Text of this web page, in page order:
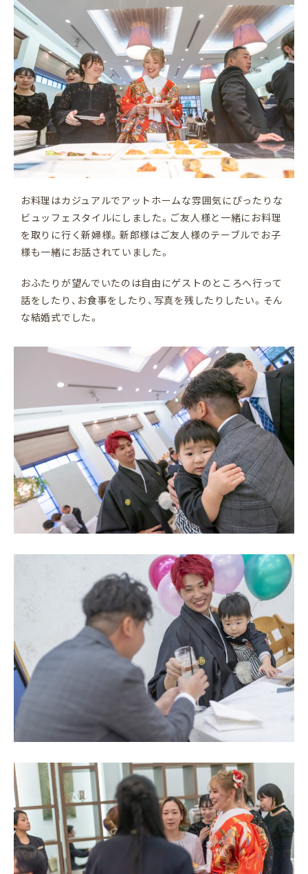
お料理はカジュアルでアットホームな雰囲気にぴったりな
ビュッフェスタイルにしました。ご友人様と一緒にお料理
を取りに行く新婦様。新郎様はご友人様のテーブルでお子
様も一緒にお話されていました。
おふたりが望んでいたのは自由にゲストのところへ行って
話をしたり、お食事をしたり、写真を残したりしたい。そん
な結婚式でした。